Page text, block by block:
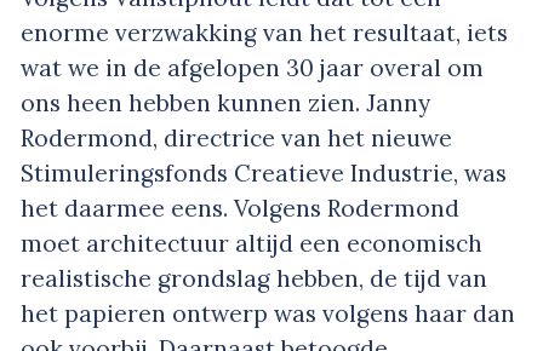
enorme verzwakking van het resultaat, iets
wat we in de afgelopen 30 jaar overal om
ons heen hebben kunnen zien. Janny
Rodermond, directrice van het nieuwe
Stimuleringsfonds Creatieve Industrie, was
het daarmee eens. Volgens Rodermond
moet architectuur altijd een economisch
realistische grondslag hebben, de tijd van
het papieren ontwerp was volgens haar dan